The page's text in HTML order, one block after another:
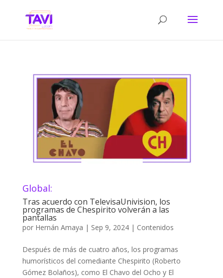
Global:
Tras acuerdo con TelevisaUnivision, los
programas de Chespirito volverán a las
pantallas
por Hernán Amaya | Sep 9, 2024| Contenidos
Después de más de cuatro años, los programas
humorísticos del comediante Chespirito (Roberto
Gómez Bolaños), como El Chavo del Ocho y El